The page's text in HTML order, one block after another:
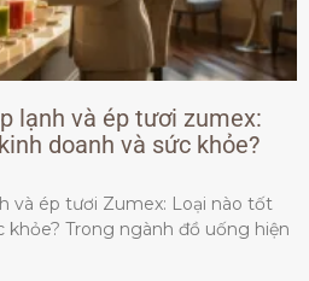
lạnh và ép tươi zumex:
doanh và sức khỏe?
và ép tươi Zumex: Loại nào tốt
khỏe? Trong ngành đồ uống hiện